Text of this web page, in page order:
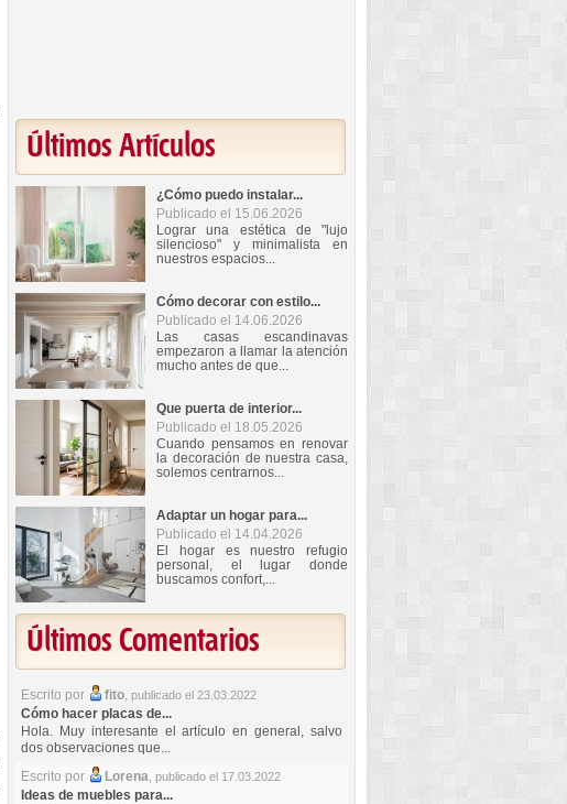
Últimos Artículos
¿Cómo puedo instalar...
Publicado el 15.06.2026
Lograr una estética de "lujo
silencioso" y minimalista en
nuestros espacios...
Cómo decorar con estilo...
Publicado el 14.06.2026
Las casas escandinavas
empezaron a llamar la atención
mucho antes de que...
Que puerta de interior...
Publicado el 18.05.2026
Cuando pensamos en renovar
la decoración de nuestra casa,
solemos centrarnos...
Adaptar un hogar para...
Publicado el 14.04.2026
El hogar es nuestro refugio
personal, el lugar donde
buscamos confort,...
Últimos Comentarios
Escrito por fito, publicado el 23.03.2022
Cómo hacer placas de...
Hola. Muy interesante el artículo en general, salvo
dos observaciones que...
Escrito por
Lorena, publicado el 17.03.2022
Ideas de muebles para...